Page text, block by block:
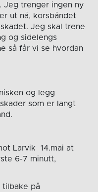
Jeg trenger ingen ny
ut nå, korsbåndet
Jeg skal trene
og sidelengs
så får vi se hvordan
og legg
som er langt
Larvik 14.mai at
6-7 minutt,
tilbake på